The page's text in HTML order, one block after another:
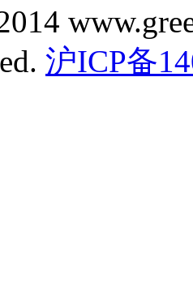
沪ICP备